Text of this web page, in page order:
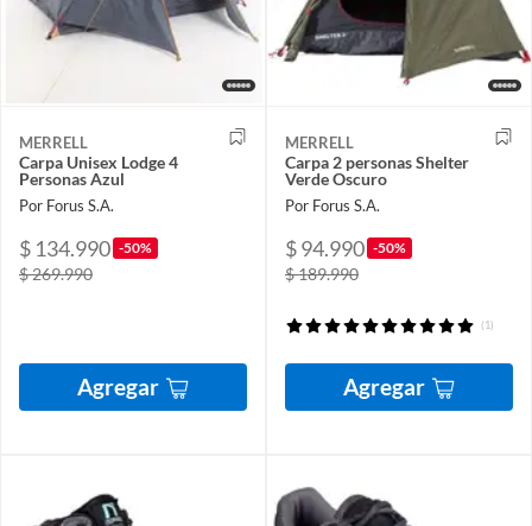
MERRELL
Carpa Unisex Lodge 4
Personas Azul
Por Forus S.A.
$ 134.990 -50%
$ 269.990
Agregar
MERRELL
Carpa 2 personas Shelter
Verde Oscuro
Por Forus S.A.
$ 94.990 -50%
$ 189.990
(1)
Agregar